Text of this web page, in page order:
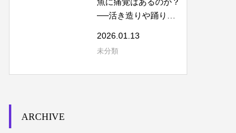
魚に痛覚はあるのか？
──活き造りや踊り食
2026.01.13
未分類
ARCHIVE